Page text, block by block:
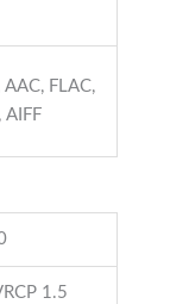
FLAC,
AIFF
1.5